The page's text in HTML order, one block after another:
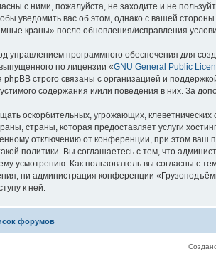
с ними, пожалуйста, не заходите и не
уведомить вас об этом, однако с вашей
краны» после обновления/исправления
программного обеспечения для
по лицензии «GNU General Public
phpBB строго связаны с организацией и
содержания и/или поведения в них. За
оскорбительных, угрожающих,
страны, которая предоставляет услуги
отключению от конференции, при этом ваш
политики. Вы соглашаетесь с тем, что
усмотрению. Как пользователь вы согласны с
ни администрация конференции
к ней.
форумов